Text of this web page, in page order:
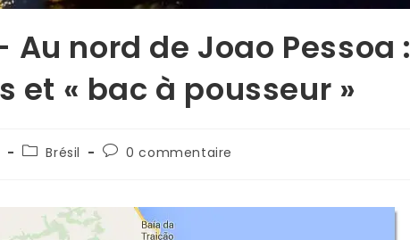
Au nord de Joao Pessoa :
et « bac à pousseur »
Brésil 0 commentaire